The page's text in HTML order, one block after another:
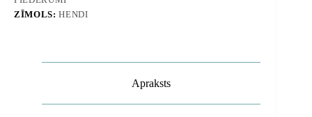
ZĪMOLS:HENDI
Apraksts